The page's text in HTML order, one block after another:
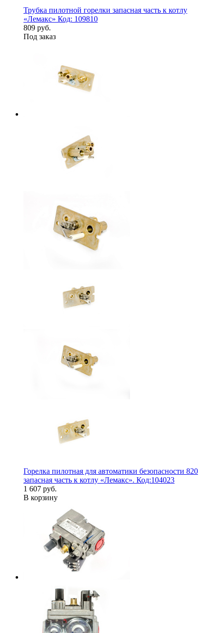
Трубка пилотной горелки запасная часть к котлу
«Лемакс» Код: 109810
809 руб.
Под заказ
Горелка пилотная для автоматики безопасности 820
запасная часть к котлу «Лемакс». Код:104023
1 607 руб.
В корзину